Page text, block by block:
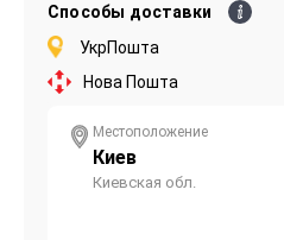
Способы доставки
УкрПошта
Нова Пошта
Местоположение
Киев
Киевская обл.